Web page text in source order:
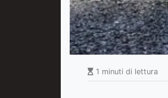
1 minuti di lettura